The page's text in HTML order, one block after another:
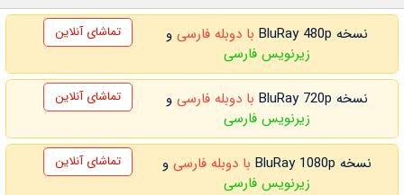
نسخه BluRay 480p با دوبله فارسیو
زیرنویس فارسی
تماشای آنلاین
نسخه BluRay 720p با دوبله فارسیو
زیرنویس فارسی
تماشای آنلاین
نسخه BluRay 1080p با دوبله فارسیو
زیرنویس فارسی
تماشای آنلاین